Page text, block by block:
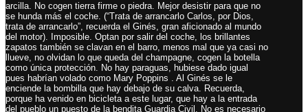
arcilla. No cogen tierra firme o piedra. Mejor desistir para que no
se hunda más el coche. (“Trata de arrancarlo Carlos, por Dios,
trata de arrancarlo”, recuerda el Ginés, gran aficionado al mundo
del motor). Imposible. Optan por salir del coche, los brillantes
zapatos también se clavan en el barro, menos mal que ya casi no
llueve, no olvidan lo que queda del champagne, cogen la botella
como única protección. No hay paraguas, hubiese dado igual
pues habrían volado como Mary Poppins . Al Ginés se le
enciende la bombilla que hay debajo de su calva. Recuerda,
porque ha venido en bicicleta a este lugar, que hay a la entrada
del pueblo un puesto de la bendita Guardia Civil. No es necesario